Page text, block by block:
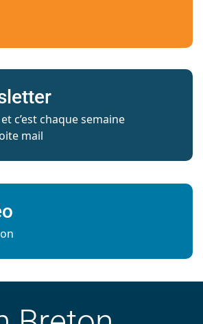
c’est chaque semaine
mail